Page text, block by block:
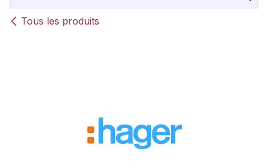
Tous les produits